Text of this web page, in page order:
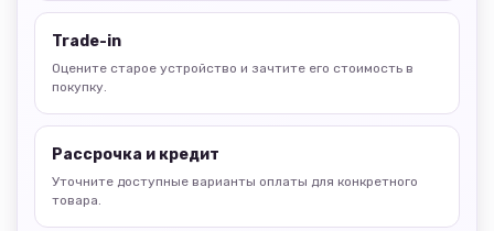
Trade-in
Оцените старое устройство и зачтите его стоимость в
покупку.
Рассрочка и кредит
Уточните доступные варианты оплаты для конкретного
товара.